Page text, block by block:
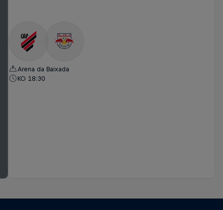
Arena da Baixada
KO 18:30